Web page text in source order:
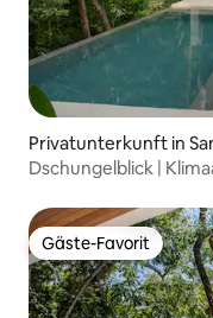
Privatunterkunft in
Dschungelblick |
Gäste-Favorit
Gäste-Favorit